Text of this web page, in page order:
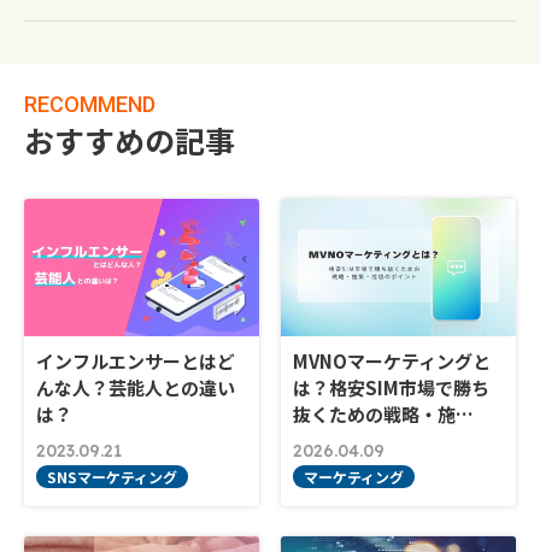
RECOMMEND
おすすめの記事
インフルエンサーとはど
んな人？芸能人との違い
は？
2023.09.21
SNSマーケティング
MVNOマーケティングと
は？格安SIM市場で勝ち
抜くための戦略・施…
2026.04.09
マーケティング